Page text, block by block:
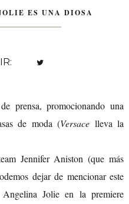
ES UNA DIOSA
prensa, promocionando una
de moda (Versace lleva la
Jennifer Aniston (que más
dejar de mencionar este
Jolie en la premiere